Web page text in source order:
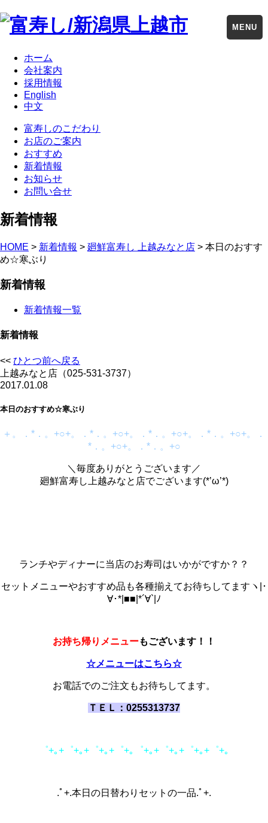
ホーム
会社案内
採用情報
English
中文
富寿しのこだわり
お店のご案内
おすすめ
新着情報
お知らせ
お問い合せ
新着情報
HOME > 新着情報 > 廻鮮富寿し 上越みなと店 > 本日のおすす
め☆寒ぶり
新着情報
新着情報一覧
新着情報
<< ひとつ前へ戻る
上越みなと店（025-531-3737）
2017.01.08
本日のおすすめ☆寒ぶり
＋。．*．。+○+。．*．。+○+。．*．。+○+。．*．。+○+。．
*．。+○+。．*．。+○
＼毎度ありがとうございます／
廻鮮富寿し上越みなと店でございます(*’ω’*)
ランチやディナーに当店のお寿司はいかがですか？？
セットメニューやおすすめ品も各種揃えてお待ちしてますヽ|･
∀･*|■■|*´∀`|ﾉ
お持ち帰りメニューもございます ！！
☆メニューはこちら☆
お電話でのご注文もお待ちしてます。
ＴＥＬ：0255313737
゜+｡+゜+｡+゜+｡+゜+｡゜+｡+゜+｡+゜+｡+゜+｡
.ﾟ+.本日の日替わりセットの一品.ﾟ+.
MENU